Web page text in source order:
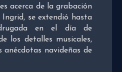
acerca de la grabación
Ingrid, se extendió hasta
en el día de
los detalles musicales,
anécdotas navideñas de